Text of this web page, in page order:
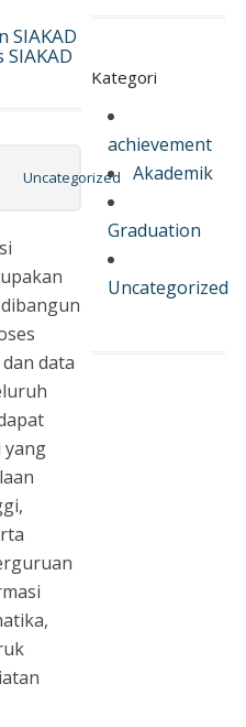
Uncategorized
data
yang
Kategori
achievement
Akademik
Graduation
Uncategorized